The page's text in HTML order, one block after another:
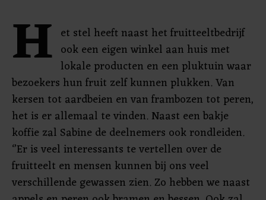
H et stel heeft naast het fruitteeltbedrijf
ook een eigen winkel aan huis met
lokale producten en een pluktuin waar
bezoekers hun fruit zelf kunnen plukken. Van
kersen tot aardbeien en van frambozen tot peren,
het is er allemaal te vinden. Naast een bakje
koffie zal Sabine de deelnemers ook rondleiden.
‘’Er is veel interessants te vertellen over de
fruitteelt en mensen kunnen bij ons veel
verschillende gewassen zien. Zo hebben we naast